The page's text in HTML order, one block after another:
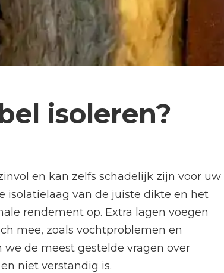
isoleren?
en kan zelfs schadelijk zijn voor uw
isolatielaag van de juiste dikte en het
rendement op. Extra lagen voegen
mee, zoals vochtproblemen en
de meest gestelde vragen over
niet verstandig is.